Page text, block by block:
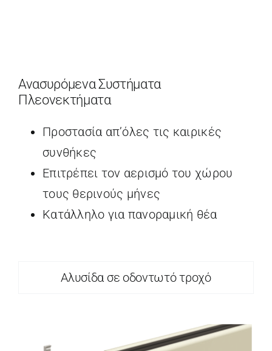
Ανασυρόμενα Συστήματα
Πλεονεκτήματα
Προστασία απ’όλες τις καιρικές
συνθήκες
Επιτρέπει τον αερισμό του χώρου
τους θερινούς μήνες
Κατάλληλο για πανοραμική θέα
Αλυσίδα σε οδοντωτό τροχό